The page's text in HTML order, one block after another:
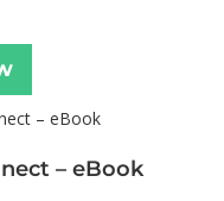
– eBook